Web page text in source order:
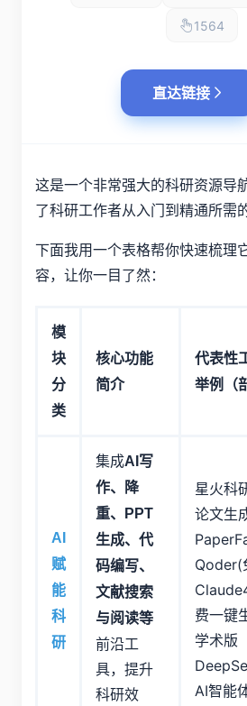
1564
直达链接
这是一个非常强大的科研资源导
了科研工作者从入门到精通所需
下面我用一个表格帮你快速梳理
容，让你一目了然：
模
块
分
类
核心功能
简介
代表性
举例（
AI
赋
能
科
研
集成AI写
作、降
重、PPT
生成、代
码编写、
文献搜索
与阅读等
前沿工
具，提升
科研效
星火科
论文生
Qoder(
费一键
学术版
AI智能